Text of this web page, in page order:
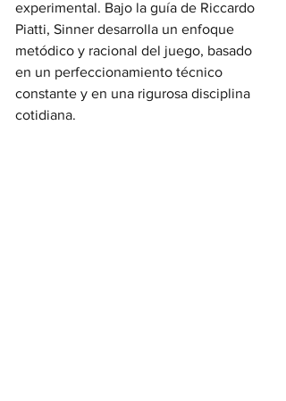
experimental. Bajo la guía de Riccardo
Piatti, Sinner desarrolla un enfoque
metódico y racional del juego, basado
en un perfeccionamiento técnico
constante y en una rigurosa disciplina
cotidiana.